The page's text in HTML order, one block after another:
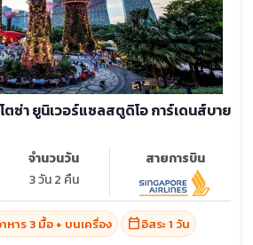
ตซ่า ยูนิเวอร์แซลสตูดิโอ การ์เดนส์บาย
จำนวนวัน
3 วัน 2 คืน
สายการบิน
หาร 3 มื้อ + บนเครื่อง calendar_todayอิสระ 1 วัน